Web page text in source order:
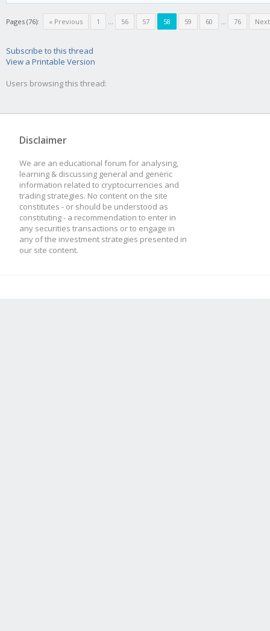
Pages (76): « Previous 1 ... 56 57 58 59 60 ... 76
Subscribe to this thread
View a Printable Version
Users browsing this thread:
Disclaimer
We are an educational forum for analysing,
learning & discussing general and generic
information related to cryptocurrencies and
trading strategies. No content on the site
constitutes - or should be understood as
constituting - a recommendation to enter in
any securities transactions or to engage in
any of the investment strategies presented in
our site content.